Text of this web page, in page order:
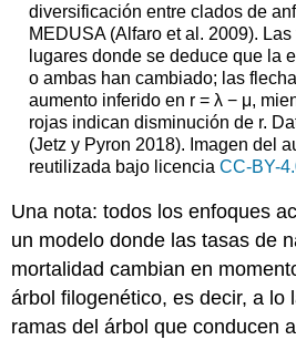
diversificación entre clados de
MEDUSA (Alfaro et al. 2009). Las
lugares donde se deduce que la
o ambas han cambiado; las
aumento inferido en r = λ − μ,
rojas indican disminución de r.
(Jetz y Pyron 2018). Imagen del
reutilizada bajo licencia CC-BY-
Una nota: todos los enfoques
un modelo donde las tasas de
mortalidad cambian en
árbol filogenético, es decir, a lo
ramas del árbol que conducen